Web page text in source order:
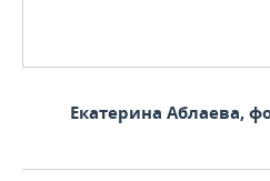
Екатерина Аблаева,